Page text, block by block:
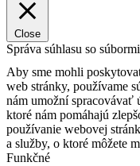
Close
Správa súhlasu so
Aby sme mohli
web stránky, používame
nám umožní spracovávať
ktoré nám pomáhajú
používanie webovej
a služby, o ktoré môžete
Funkčné